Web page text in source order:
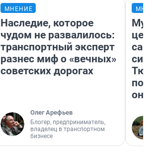
МНЕНИЕ
Наследие, которое
чудом не развалилось:
транспортный эксперт
разнес миф о «вечных»
советских дорогах
Олег Арефьев
Блогер, предприниматель,
владелец в транспортном
бизнесе
они